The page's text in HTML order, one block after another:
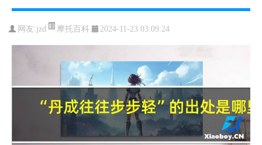
网友:jzd 摩托百科 2024-11-23 03:09:24